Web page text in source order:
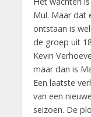
Mul. Maar dat
ontstaan is
de groep uit
Kevin
maar dan is
Een laatste
van een
seizoen. De